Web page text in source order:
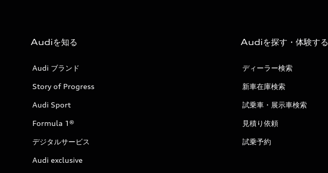
Audiを知る
Audi ブランド
Story of Progress
Audi Sport
Formula 1®
デジタルサービス
Audi exclusive
Audiを探す・体験する
ディーラー検索
新車在庫検索
試乗車・展示車検索
見積り依頼
試乗予約